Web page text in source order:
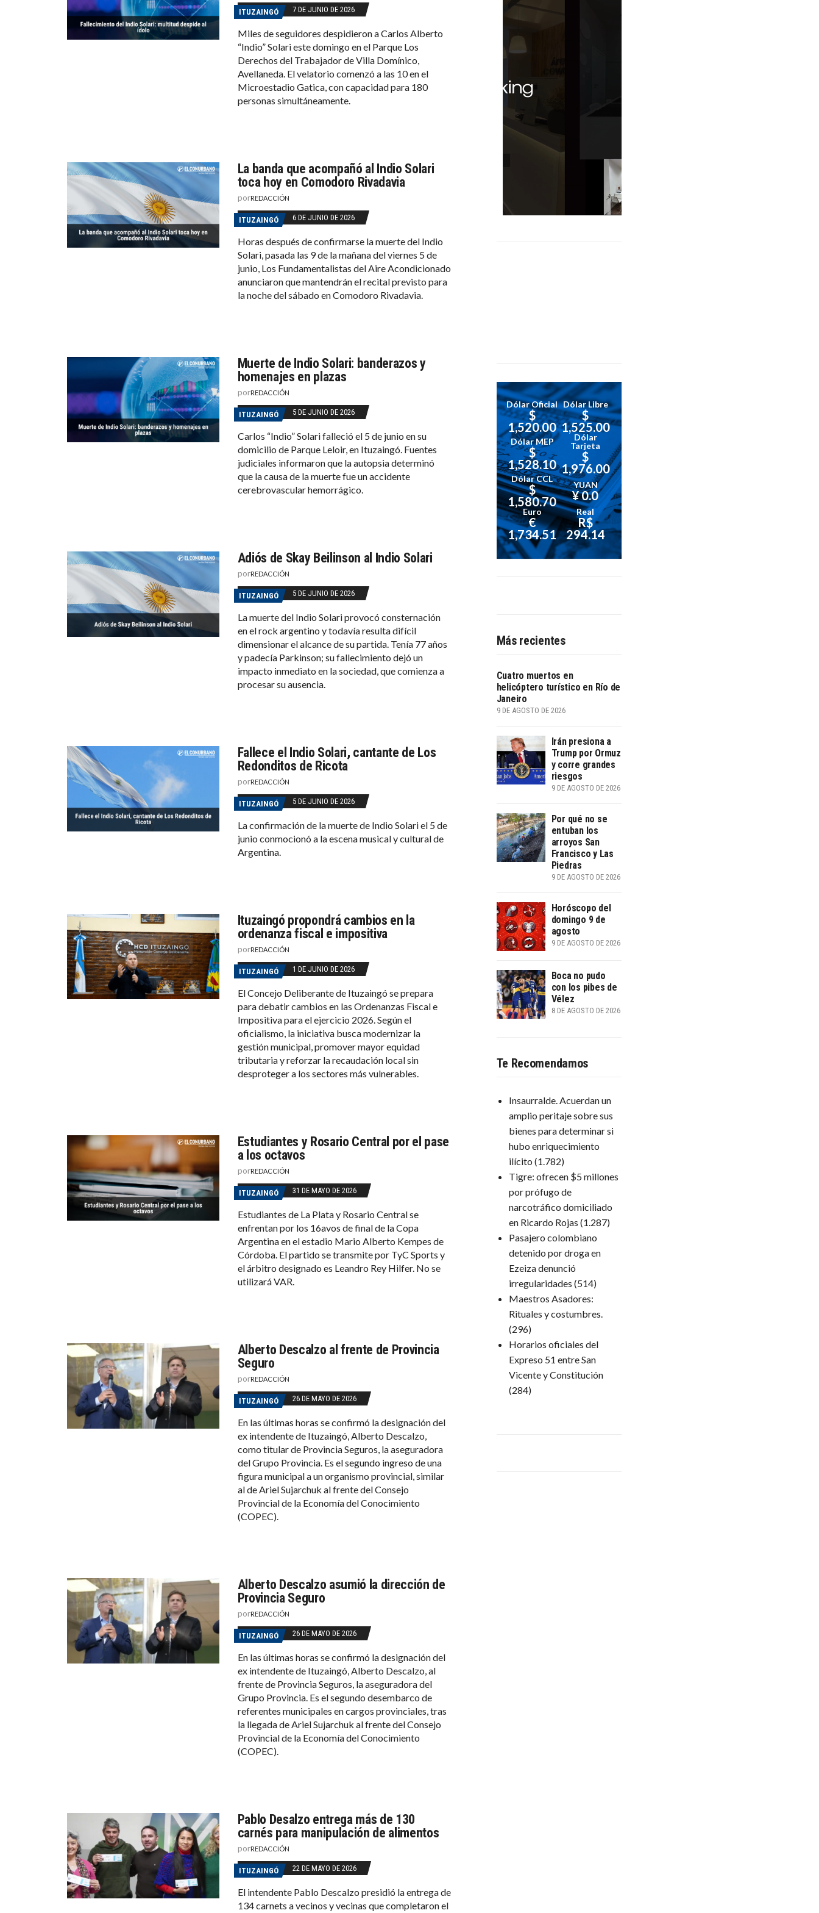
ITUZAINGÓ 7 DE JUNIO DE 2026
Miles de seguidores despidieron a Carlos Alberto
“Indio” Solari este domingo en el Parque Los
Derechos del Trabajador de Villa Domínico,
Avellaneda. El velatorio comenzó a las 10 en el
Microestadio Gatica, con capacidad para 180
personas simultáneamente.
La banda que acompañó al Indio Solari
toca hoy en Comodoro Rivadavia
porREDACCIÓN
ITUZAINGÓ 6 DE JUNIO DE 2026
Horas después de confirmarse la muerte del Indio
Solari, pasada las 9 de la mañana del viernes 5 de
junio, Los Fundamentalistas del Aire Acondicionado
anunciaron que mantendrán el recital previsto para
la noche del sábado en Comodoro Rivadavia.
Muerte de Indio Solari: banderazos y
homenajes en plazas
porREDACCIÓN
ITUZAINGÓ 5 DE JUNIO DE 2026
Carlos “Indio” Solari falleció el 5 de junio en su
domicilio de Parque Leloir, en Ituzaingó. Fuentes
judiciales informaron que la autopsia determinó
que la causa de la muerte fue un accidente
cerebrovascular hemorrágico.
Adiós de Skay Beilinson al Indio Solari
porREDACCIÓN
ITUZAINGÓ 5 DE JUNIO DE 2026
La muerte del Indio Solari provocó consternación
en el rock argentino y todavía resulta difícil
dimensionar el alcance de su partida. Tenía 77 años
y padecía Parkinson; su fallecimiento dejó un
impacto inmediato en la sociedad, que comienza a
procesar su ausencia.
Fallece el Indio Solari, cantante de Los
Redonditos de Ricota
porREDACCIÓN
ITUZAINGÓ 5 DE JUNIO DE 2026
La confirmación de la muerte de Indio Solari el 5 de
junio conmocionó a la escena musical y cultural de
Argentina.
Ituzaingó propondrá cambios en la
ordenanza fiscal e impositiva
porREDACCIÓN
ITUZAINGÓ 1 DE JUNIO DE 2026
El Concejo Deliberante de Ituzaingó se prepara
para debatir cambios en las Ordenanzas Fiscal e
Impositiva para el ejercicio 2026. Según el
oficialismo, la iniciativa busca modernizar la
gestión municipal, promover mayor equidad
tributaria y reforzar la recaudación local sin
desproteger a los sectores más vulnerables.
Estudiantes y Rosario Central por el pase
a los octavos
porREDACCIÓN
ITUZAINGÓ 31 DE MAYO DE 2026
Estudiantes de La Plata y Rosario Central se
enfrentan por los 16avos de final de la Copa
Argentina en el estadio Mario Alberto Kempes de
Córdoba. El partido se transmite por TyC Sports y
el árbitro designado es Leandro Rey Hilfer. No se
utilizará VAR.
Alberto Descalzo al frente de Provincia
Seguro
porREDACCIÓN
ITUZAINGÓ 26 DE MAYO DE 2026
En las últimas horas se confirmó la designación del
ex intendente de Ituzaingó, Alberto Descalzo,
como titular de Provincia Seguros, la aseguradora
del Grupo Provincia. Es el segundo ingreso de una
figura municipal a un organismo provincial, similar
al de Ariel Sujarchuk al frente del Consejo
Provincial de la Economía del Conocimiento
(COPEC).
Alberto Descalzo asumió la dirección de
Provincia Seguro
porREDACCIÓN
ITUZAINGÓ 26 DE MAYO DE 2026
En las últimas horas se confirmó la designación del
ex intendente de Ituzaingó, Alberto Descalzo, al
frente de Provincia Seguros, la aseguradora del
Grupo Provincia. Es el segundo desembarco de
referentes municipales en cargos provinciales, tras
la llegada de Ariel Sujarchuk al frente del Consejo
Provincial de la Economía del Conocimiento
(COPEC).
Pablo Desalzo entrega más de 130
carnés para manipulación de alimentos
porREDACCIÓN
ITUZAINGÓ 22 DE MAYO DE 2026
El intendente Pablo Descalzo presidió la entrega de
134 carnets a vecinos y vecinas que completaron el
Dólar Oficial
$
1,520.00
Dólar Libre
$
1,525.00
Dólar MEP
$
1,528.10
Dólar
Tarjeta
$
1,976.00
Dólar CCL
$
1,580.70
YUAN
¥ 0.0
Euro
€
1,734.51
Real
R$
294.14
Más recientes
Cuatro muertos en
helicóptero turístico en Río de
Janeiro
9 DE AGOSTO DE 2026
Irán presiona a
Trump por Ormuz
y corre grandes
riesgos
9 DE AGOSTO DE 2026
Por qué no se
entuban los
arroyos San
Francisco y Las
Piedras
9 DE AGOSTO DE 2026
Horóscopo del
domingo 9 de
agosto
9 DE AGOSTO DE 2026
Boca no pudo
con los pibes de
Vélez
8 DE AGOSTO DE 2026
Te Recomendamos
Insaurralde. Acuerdan un
amplio peritaje sobre sus
bienes para determinar si
hubo enriquecimiento
ilícito (1.782)
Tigre: ofrecen $5 millones
por prófugo de
narcotráfico domiciliado
en Ricardo Rojas (1.287)
Pasajero colombiano
detenido por droga en
Ezeiza denunció
irregularidades (514)
Maestros Asadores:
Rituales y costumbres.
(296)
Horarios oficiales del
Expreso 51 entre San
Vicente y Constitución
(284)